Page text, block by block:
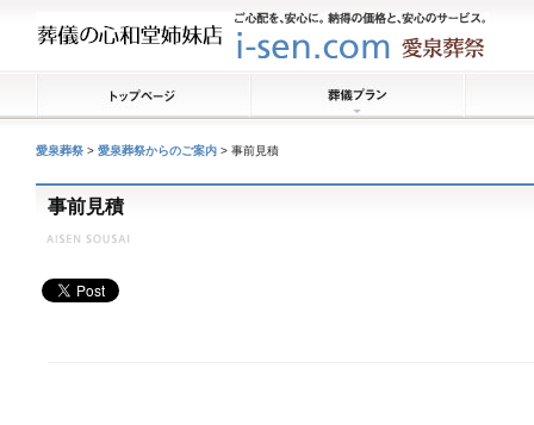
愛泉葬祭 > 愛泉葬祭からのご案内 > 事前見積
事前見積